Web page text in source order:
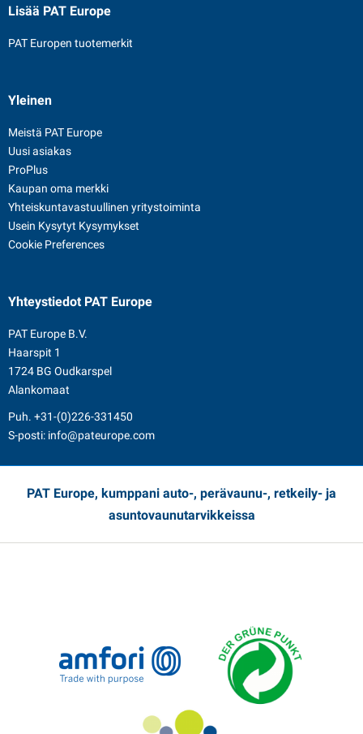
Lisää PAT Europe
PAT Europen tuotemerkit
Yleinen
Meistä PAT Europe
Uusi asiakas
ProPlus
Kaupan oma merkki
Yhteiskuntavastuullinen yritystoiminta
Usein Kysytyt Kysymykset
Cookie Preferences
YhteystiedotPAT Europe
PAT Europe B.V.
Haarspit 1
1724 BG Oudkarspel
Alankomaat
Puh. +31-(0)226-331450
S-posti: info@pateurope.com
PAT Europe, kumppani auto-, perävaunu-, retkeily- ja
asuntovaunutarvikkeissa